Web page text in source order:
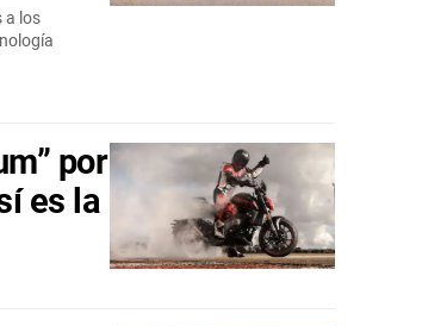
a los
por
es la